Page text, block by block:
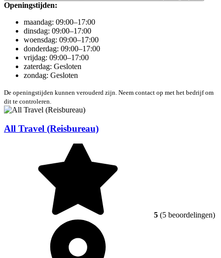
Openingstijden:
maandag: 09:00–17:00
dinsdag: 09:00–17:00
woensdag: 09:00–17:00
donderdag: 09:00–17:00
vrijdag: 09:00–17:00
zaterdag: Gesloten
zondag: Gesloten
De openingstijden kunnen verouderd zijn. Neem contact op met het bedrijf om
dit te controleren.
All Travel (Reisbureau)
5 (5 beoordelingen)